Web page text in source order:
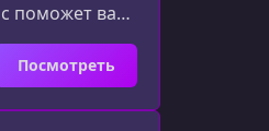
поможет вам
и
охватывает
Посмотреть